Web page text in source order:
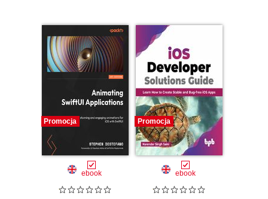
Promocja
ebook
Promocja
ebook